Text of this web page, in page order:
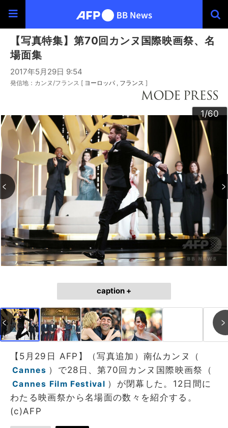
【写真特集】第70回カンヌ国際映画祭、名
場面集
2017年5月29日 9:54
発信地：カンヌ/フランス [ ヨーロッパ フランス ]
1/60
2/60
3/60
4/60
5/60
6/60
7/60
8/60
9/60
10/60
11/60
12/60
13/60
14/60
15/60
16/60
17/60
18/60
19/60
20/60
21/60
22/60
23/60
24/60
25/60
26/60
27/60
28/60
29/60
30/60
31/60
32/60
33/60
34/60
35/60
36/60
37/60
38/60
39/60
40/60
41/60
42/60
43/60
44/60
45/60
46/60
47/60
48/60
49/60
50/60
51/60
52/60
53/60
54/60
55/60
56/60
57/60
58/60
59/60
60/60
caption +
【5月29日 AFP】（写真追加）南仏カンヌ（
Cannes ）で28日、第70回カンヌ国際映画祭（
Cannes Film Festival ）が閉幕した。12日間に
わたる映画祭から名場面の数々を紹介する。
(c)AFP